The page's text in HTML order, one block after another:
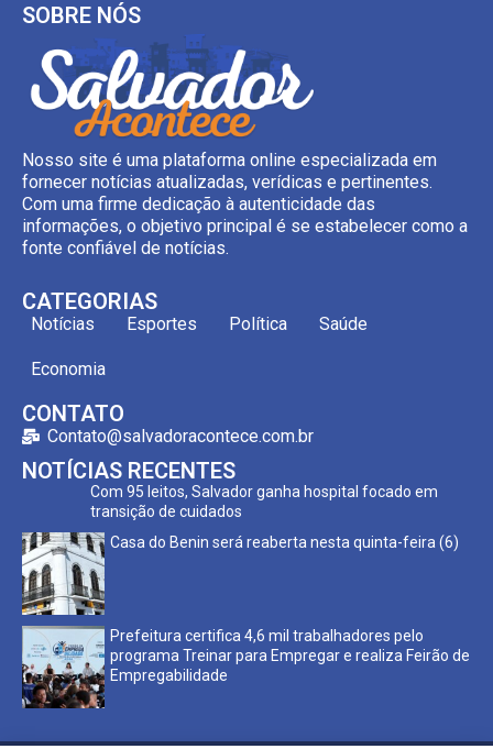
SOBRE NÓS
Nosso site é uma plataforma online especializada em
fornecer notícias atualizadas, verídicas e pertinentes.
Com uma firme dedicação à autenticidade das
informações, o objetivo principal é se estabelecer como a
fonte confiável de notícias.
CATEGORIAS
Notícias Esportes Política Saúde
Economia
CONTATO
Contato@salvadoracontece.com.br
NOTÍCIAS RECENTES
Com 95 leitos, Salvador ganha hospital focado em
transição de cuidados
Casa do Benin será reaberta nesta quinta-feira (6)
Prefeitura certifica 4,6 mil trabalhadores pelo
programa Treinar para Empregar e realiza Feirão de
Empregabilidade